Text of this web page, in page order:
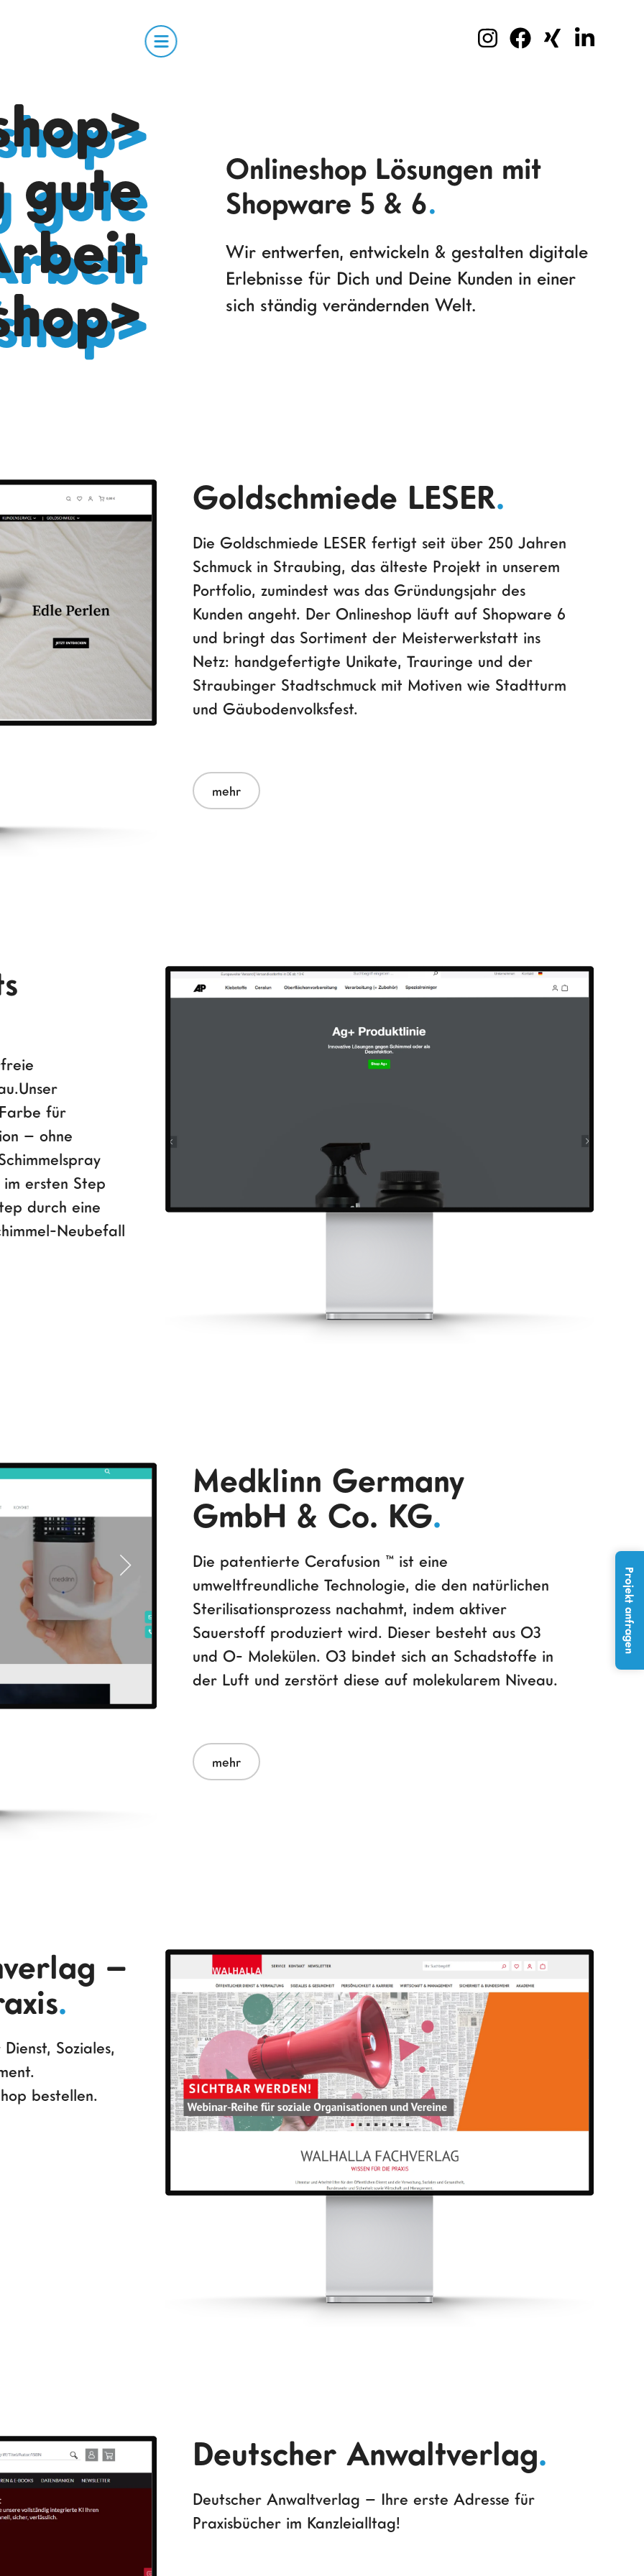
Projekt anfragen
gute
Onlineshop Lösungen mit
Shopware 5 & 6.
Wir entwerfen, entwickeln & gestalten digitale
Erlebnisse für Dich und Deine Kunden in einer
sich ständig verändernden Welt.
Goldschmiede LESER.
Die Goldschmiede LESER fertigt seit über 250 Jahren
Schmuck in Straubing, das älteste Projekt in unserem
Portfolio, zumindest was das Gründungsjahr des
Kunden angeht. Der Onlineshop läuft auf Shopware 6
und bringt das Sortiment der Meisterwerkstatt ins
Netz: handgefertigte Unikate, Trauringe und der
Straubinger Stadtschmuck mit Motiven wie Stadtturm
und Gäubodenvolksfest.
mehr
für
– ohne
ersten Step
durch eine
Neubefall
Medklinn Germany
GmbH & Co. KG.
Die patentierte Cerafusion ™ ist eine
umweltfreundliche Technologie, die den natürlichen
Sterilisationsprozess nachahmt, indem aktiver
Sauerstoff produziert wird. Dieser besteht aus O3
und O- Molekülen. O3 bindet sich an Schadstoffe in
der Luft und zerstört diese auf molekularem Niveau.
mehr
–
.
Soziales,
bestellen.
Deutscher Anwaltverlag.
Deutscher Anwaltverlag – Ihre erste Adresse für
Praxisbücher im Kanzleialltag!